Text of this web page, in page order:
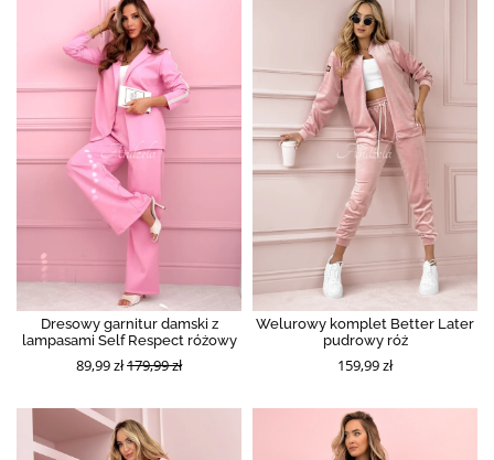
Dresowy garnitur damski z
lampasami Self Respect różowy
89,99 zł179,99 zł
Welurowy komplet Better Later
pudrowy róż
159,99 zł